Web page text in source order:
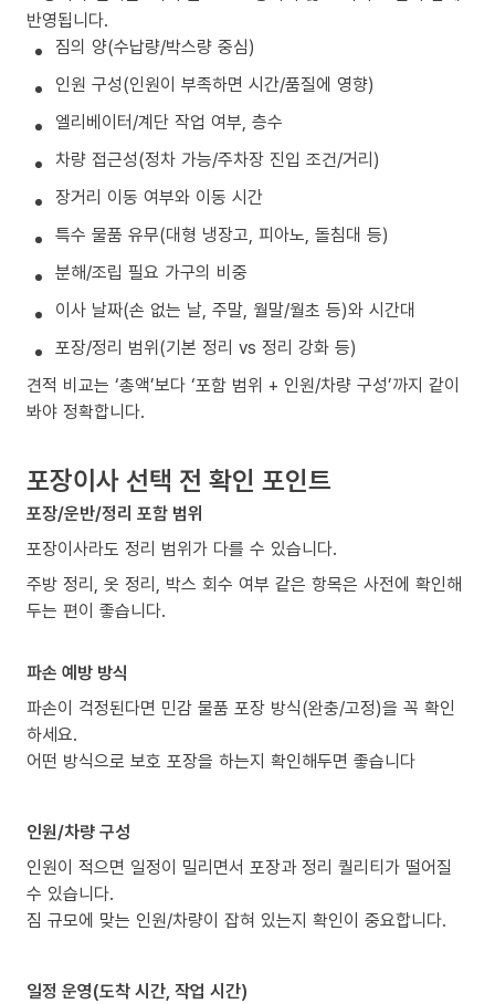
반영됩니다.
짐의 양(수납량/박스량 중심)
인원 구성(인원이 부족하면 시간/품질에 영향)
엘리베이터/계단 작업 여부, 층수
차량 접근성(정차 가능/주차장 진입 조건/거리)
장거리 이동 여부와 이동 시간
특수 물품 유무(대형 냉장고, 피아노, 돌침대 등)
분해/조립 필요 가구의 비중
이사 날짜(손 없는 날, 주말, 월말/월초 등)와 시간대
포장/정리 범위(기본 정리 vs 정리 강화 등)
견적 비교는 ‘총액’보다 ‘포함 범위 + 인원/차량 구성’까지 같이
봐야 정확합니다.
포장이사 선택 전 확인 포인트
포장/운반/정리 포함 범위
포장이사라도 정리 범위가 다를 수 있습니다.
주방 정리, 옷 정리, 박스 회수 여부 같은 항목은 사전에 확인해
두는 편이 좋습니다.
파손 예방 방식
파손이 걱정된다면 민감 물품 포장 방식(완충/고정)을 꼭 확인
하세요.
어떤 방식으로 보호 포장을 하는지 확인해두면 좋습니다
인원/차량 구성
인원이 적으면 일정이 밀리면서 포장과 정리 퀄리티가 떨어질
수 있습니다.
짐 규모에 맞는 인원/차량이 잡혀 있는지 확인이 중요합니다.
일정 운영(도착 시간, 작업 시간)